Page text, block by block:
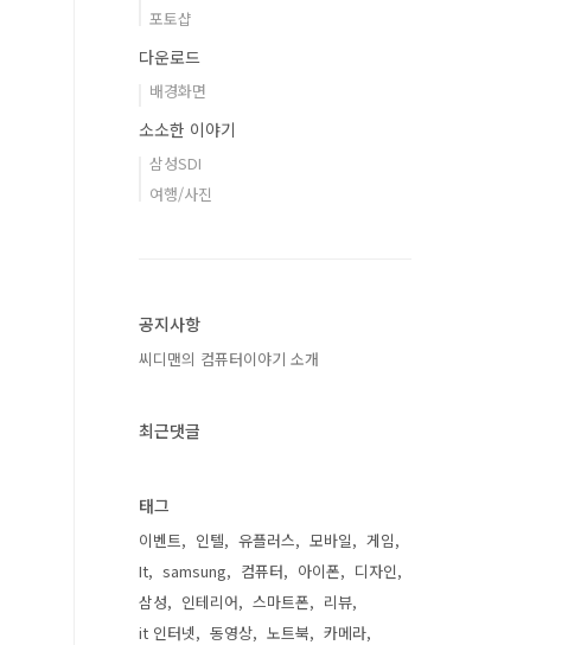
포토샵
다운로드
배경화면
소소한 이야기
삼성SDI
여행/사진
공지사항
씨디맨의 컴퓨터이야기 소개
최근댓글
태그
이벤트 인텔 유플러스 모바일
게임
It
samsung 컴퓨터 아이폰
디자인
삼성
인테리어 스마트폰
리뷰
it 인터넷
동영상 노트북
카메라